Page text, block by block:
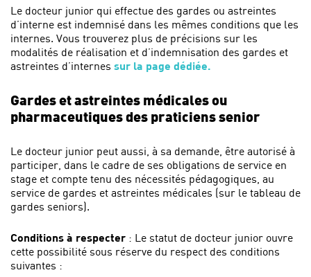
Le docteur junior qui effectue des gardes ou astreintes
d’interne est indemnisé dans les mêmes conditions que les
internes. Vous trouverez plus de précisions sur les
modalités de réalisation et d’indemnisation des gardes et
astreintes d’internes sur la page dédiée.
Gardes et astreintes médicales ou
pharmaceutiques des praticiens senior
Le docteur junior peut aussi, à sa demande, être autorisé à
participer, dans le cadre de ses obligations de service en
stage et compte tenu des nécessités pédagogiques, au
service de gardes et astreintes médicales (sur le tableau de
gardes seniors).
Conditions à respecter : Le statut de docteur junior ouvre
cette possibilité sous réserve du respect des conditions
suivantes :